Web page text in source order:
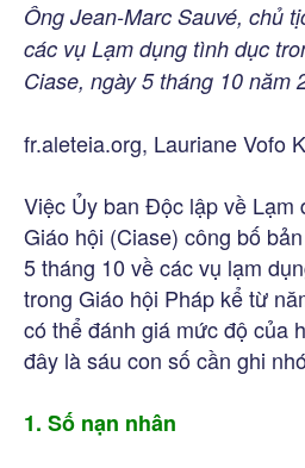
Ông Jean-Marc Sauvé, chủ
các vụ Lạm dụng tình dục
Ciase, ngày 5 tháng 10 năm
fr.aleteia.org, Lauriane Vofo
Việc Ủy ban Độc lập về Lạm
Giáo hội (Ciase) công bố
5 tháng 10 về các vụ lạm
trong Giáo hội Pháp kể từ
có thể đánh giá mức độ của
đây là sáu con số cần ghi
1. Số nạn nhân